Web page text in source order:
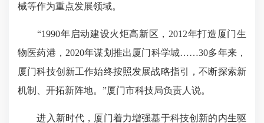
械等作为重点发展领域。
“1990年启动建设火炬高新区，2012年打造厦门生
物医药港，2020年谋划推出厦门科学城……30多年来，
厦门科技创新工作始终按照发展战略指引，不断探索新
机制、开拓新阵地。”厦门市科技局负责人说。
进入新时代，厦门着力增强基于科技创新的内生驱